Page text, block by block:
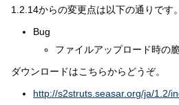
1.2.14からの変更点は以下の通りです。
Bug
ファイルアップロード時の
ダウンロードはこちらからどうぞ。
http://s2struts.seasar.org/ja/1.2/